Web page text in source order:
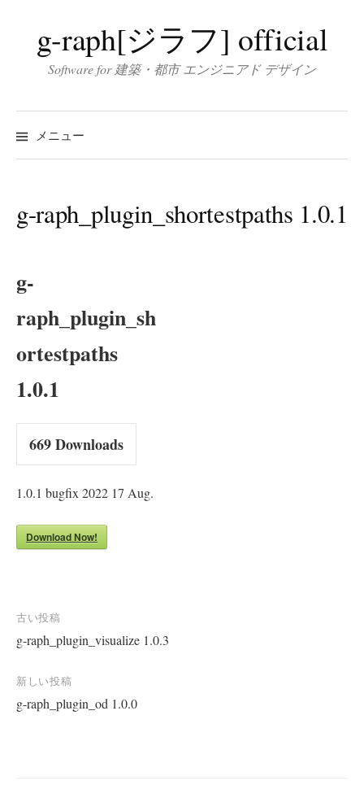
ス
キ
プ
g-raph[ジラフ] official
Software for 建築・都市 エンジニアド デザイン
メニュー
g-raph_plugin_shortestpaths 1.0.1
g-
raph_plugin_sh
ortestpaths
1.0.1
669Downloads
1.0.1 bugfix 2022 17 Aug.
Download Now!
投
稿
ナ
ビ
ゲ
古い投稿
g-raph_plugin_visualize 1.0.3
新しい投稿
g-raph_plugin_od 1.0.0